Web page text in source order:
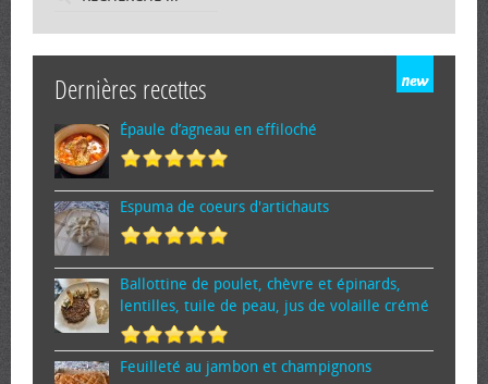
Dernières recettes
Épaule d’agneau en effiloché
Espuma de cœurs d'artichauts
Ballottine de poulet, chèvre et épinards,
lentilles, tuile de peau, jus de volaille crémé
Feuilleté au jambon et champignons